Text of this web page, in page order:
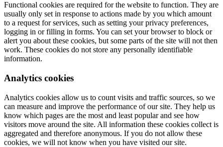
Functional cookies are required for the website to function. They are
usually only set in response to actions made by you which amount
to a request for services, such as setting your privacy preferences,
logging in or filling in forms. You can set your browser to block or
alert you about these cookies, but some parts of the site will not then
work. These cookies do not store any personally identifiable
information.
Analytics cookies
Analytics cookies allow us to count visits and traffic sources, so we
can measure and improve the performance of our site. They help us
know which pages are the most and least popular and see how
visitors move around the site. All information these cookies collect is
aggregated and therefore anonymous. If you do not allow these
cookies, we will not know when you have visited our site.